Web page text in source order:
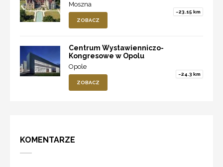
Moszna
~23.15 km
ZOBACZ
Centrum Wystawienniczo-
Kongresowe w Opolu
Opole
~24.3 km
ZOBACZ
KOMENTARZE